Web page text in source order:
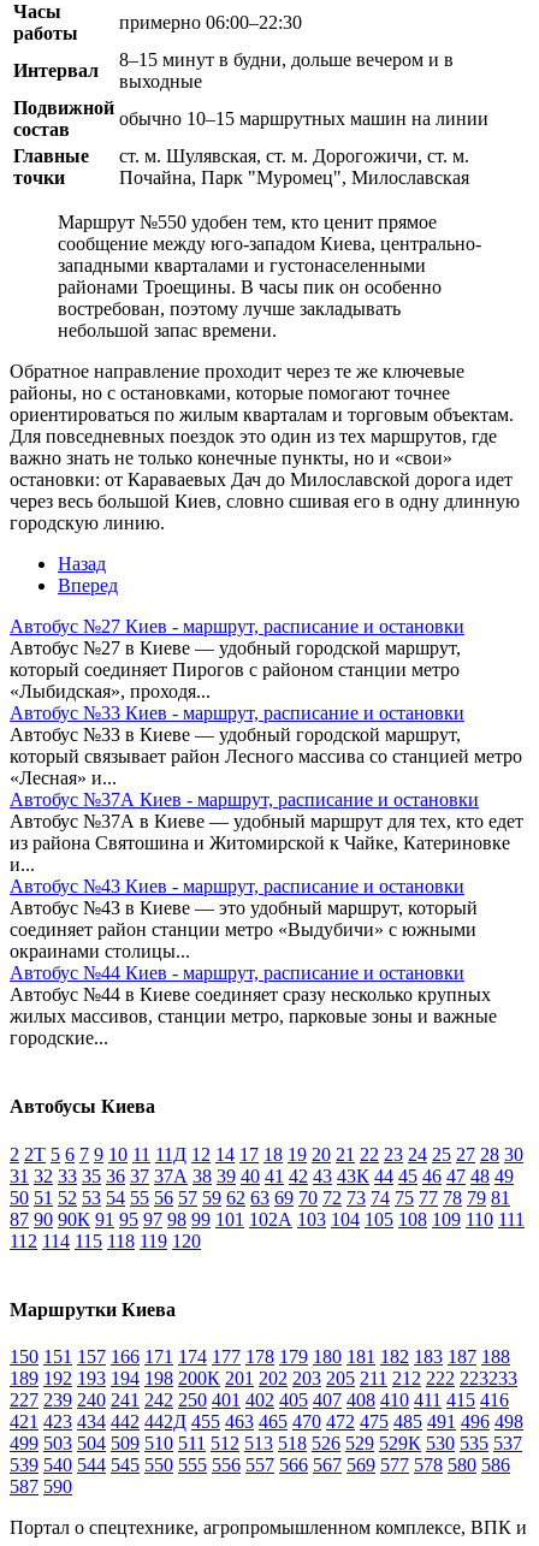
Часы
работы
примерно 06:00–22:30
Интервал
8–15 минут в будни, дольше вечером и в
выходные
Подвижной
состав
обычно 10–15 маршрутных машин на линии
Главные
точки
ст. м. Шулявская, ст. м. Дорогожичи, ст. м.
Почайна, Парк "Муромец", Милославская
Маршрут №550 удобен тем, кто ценит прямое
сообщение между юго-западом Киева, центрально-
западными кварталами и густонаселенными
районами Троещины. В часы пик он особенно
востребован, поэтому лучше закладывать
небольшой запас времени.
Обратное направление проходит через те же ключевые
районы, но с остановками, которые помогают точнее
ориентироваться по жилым кварталам и торговым объектам.
Для повседневных поездок это один из тех маршрутов, где
важно знать не только конечные пункты, но и «свои»
остановки: от Караваевых Дач до Милославской дорога идет
через весь большой Киев, словно сшивая его в одну длинную
городскую линию.
Назад
Вперед
Автобус №27 Киев - маршрут, расписание и остановки
Автобус №27 в Киеве — удобный городской маршрут,
который соединяет Пирогов с районом станции метро
«Лыбидская», проходя...
Автобус №33 Киев - маршрут, расписание и остановки
Автобус №33 в Киеве — удобный городской маршрут,
который связывает район Лесного массива со станцией метро
«Лесная» и...
Автобус №37А Киев - маршрут, расписание и остановки
Автобус №37А в Киеве — удобный маршрут для тех, кто едет
из района Святошина и Житомирской к Чайке, Катериновке
и...
Автобус №43 Киев - маршрут, расписание и остановки
Автобус №43 в Киеве — это удобный маршрут, который
соединяет район станции метро «Выдубичи» с южными
окраинами столицы...
Автобус №44 Киев - маршрут, расписание и остановки
Автобус №44 в Киеве соединяет сразу несколько крупных
жилых массивов, станции метро, парковые зоны и важные
городские...
Автобусы Киева
2 2Т 5 6 7 9 10 11 11Д 12 14 17 18 19 20 21 22 23 24 25 27 28 30
31 32 33 35 36 37 37А 38 39 40 41 42 43 43К 44 45 46 47 48 49
50 51 52 53 54 55 56 57 59 62 63 69 70 72 73 74 75 77 78 79 81
87 90 90К 91 95 97 98 99 101 102А 103 104 105 108 109 110 111
112 114 115 118 119 120
Маршрутки Киева
150 151 157 166 171 174 177 178 179 180 181 182 183 187 188
189 192 193 194 198 200К 201 202 203 205 211 212 222 223233
227 239 240 241 242 250 401 402 405 407 408 410 411 415 416
421 423 434 442 442Д 455 463 465 470 472 475 485 491 496 498
499 503 504 509 510 511 512 513 518 526 529 529К 530 535 537
539 540 544 545 550 555 556 557 566 567 569 577 578 580 586
587 590
Портал о спецтехнике, агропромышленном комплексе, ВПК и